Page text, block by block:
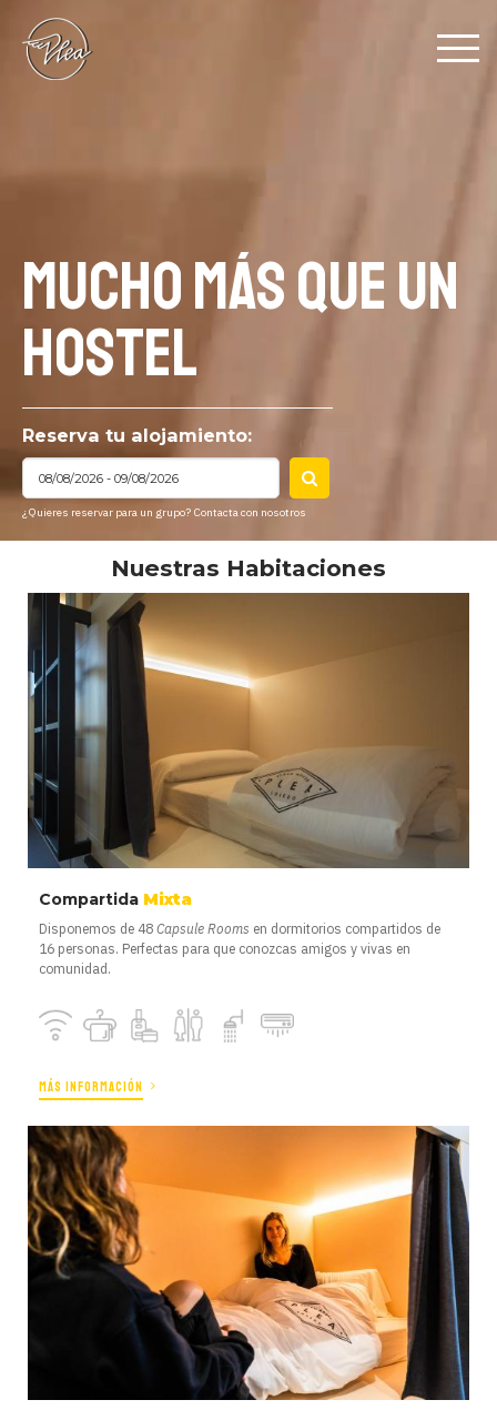
MUCHO MÁS QUE UN
HOSTEL
Reserva tu alojamiento:
¿Quieres reservar para un grupo? Contacta con nosotros
Nuestras Habitaciones
Compartida Mixta
Disponemos de 48Capsule Rooms en dormitorios compartidos de
16 personas. Perfectas para que conozcas amigos y vivas en
comunidad.
MÁS INFORMACIÓN